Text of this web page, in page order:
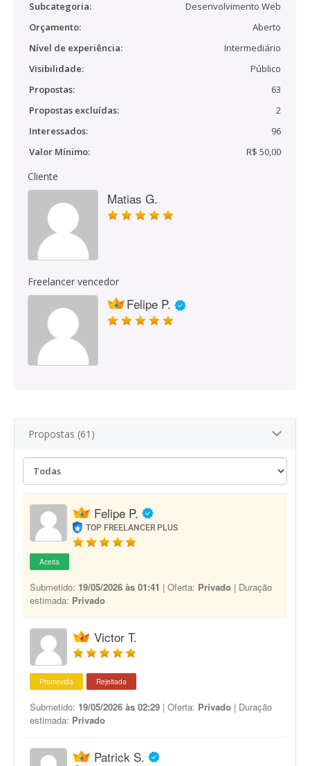
Subcategoria:
Desenvolvimento Web
Orçamento:
Aberto
Nível de experiência:
Intermediário
Visibilidade:
Público
Propostas:
63
Propostas excluídas:
2
Interessados:
96
Valor Mínimo:
R$ 50,00
Cliente
Matias G.
Freelancer vencedor
Felipe P.
Propostas (61)
Felipe P.
TOP FREELANCER PLUS
Aceita
Submetido: 19/05/2026 às 01:41 | Oferta: Privado | Duração
estimada: Privado
Victor T.
Promovida Rejeitada
Submetido: 19/05/2026 às 02:29 | Oferta: Privado | Duração
estimada: Privado
Patrick S.